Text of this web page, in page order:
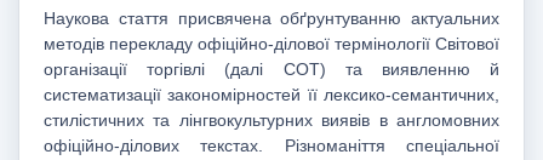
Наукова стаття присвячена обґрунтуванню актуальних
методів перекладу офіційно-ділової термінології Світової
організації торгівлі (далі СОТ) та виявленню й
систематизації закономірностей її лексико-семантичних,
стилістичних та лінгвокультурних виявів в англомовних
офіційно-ділових текстах. Різноманіття спеціальної